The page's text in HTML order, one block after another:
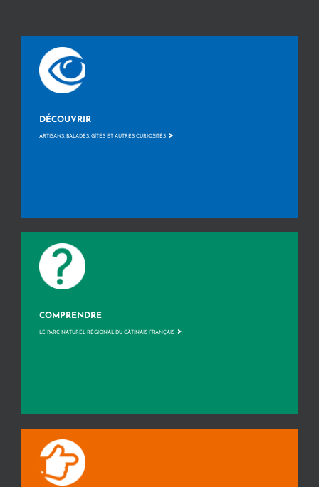
DÉCOUVRIR
ARTISANS, BALADES, GÎTES ET AUTRES CURIOSITÉS >
COMPRENDRE
LE PARC NATUREL RÉGIONAL DU GÂTINAIS FRANÇAIS >